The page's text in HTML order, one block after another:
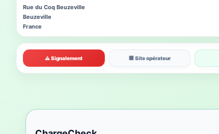
⚠ Signalement 🏢 Site opérateur
Rue du Coq Beuzeville
Beuzeville
France